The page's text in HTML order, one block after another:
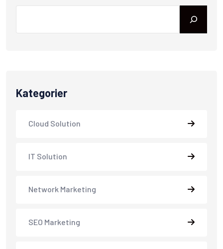
Kategorier
Cloud Solution
IT Solution
Network Marketing
SEO Marketing